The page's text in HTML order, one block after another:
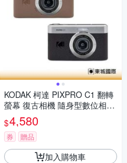
KODAK 柯達 PIXPRO C1 翻轉
螢幕 復古相機 隨身型數位相機
+ 32G記憶卡組
$4,580
券 贈品
加入購物車